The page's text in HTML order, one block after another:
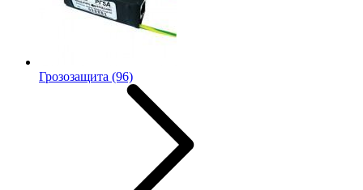
Грозозащита (96)